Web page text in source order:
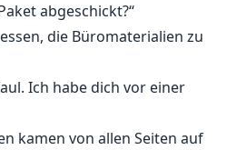
am meisten, Margaret,
Nippel beruhigen, ich
Harrys Zunge auf
abgeschickt?“
die Büromaterialien zu
Ich habe dich vor einer
kamen von allen Seiten auf